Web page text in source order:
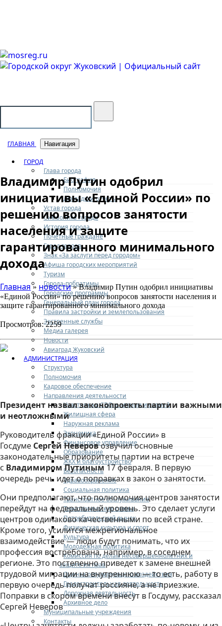
ГЛАВНАЯ Навигация
ГОРОД
Глава города
Биография
Полномочия
Доклады и отчеты
Устав города
Символика города
История города
Почетные граждане
Город героев
Знак «За заслуги перед городом»
Афиша городских мероприятий
Туризм
Города-побратимы
Городские программы
Генеральный план города
Правила застройки и землепользования
Экстренные службы
Медиа галерея
Новости
Авиаград Жуковский
АДМИНИСТРАЦИЯ
Структура
Полномочия
Кадровое обеспечение
Направления деятельности
Участникам СВО и членам их семей
Жилищная сфера
Наружная реклама
Экономика
Финансовое управление
Образование
ЖКХ и благоустройство
Безопасность
Здравоохранение
Социальная политика
Транспортное обслуживание
Технологические схемы
Потребительский рынок
Физическая культура и спорт
Культура
Молодежная политика
Комиссия по делам несовершеннолетних и
защите их прав
Оценка регулирующего воздействия
Градостроительная деятельность
Дорожная деятельность
Архивное дело
Муниципальные учреждения
Контакты
Владимир Путин одобрил
инициативы «Единой России» по
решению вопросов занятости
населения и защите
гарантированного минимального
дохода
Главная» новости» Владимир Путин одобрил инициативы
«Единой России» по решению вопросов занятости населения и
защите гарантированного минимального дохода
Просмотров: 2259
Президент назвал законопроекты партии важными
и неотложными
Руководитель фракции «Единой России» в
Госдуме Сергей Неверовозвучил основные
законодательные приоритеты партии на встрече
с Владимиром Путиным17 февраля. В первую
очередь речь идет о поправках в закон о занятости.
Они предполагают, что полномочия центров занятости
перейдут на федеральный уровень. Это сделает услуги
центров одинаково качественными по всей стране.
Кроме того, усилится межрегиональное
взаимодействие — люди будут понимать, что их
профессия востребована, например, в соседнем
регионе. Это постепенно приведет к замене внешней
трудовой миграции на внутреннюю — то есть, работу в
первую очередь получат россияне, а не приезжие.
Поправки в скором времени внесут в Госдуму, рассказал
Сергей Неверов